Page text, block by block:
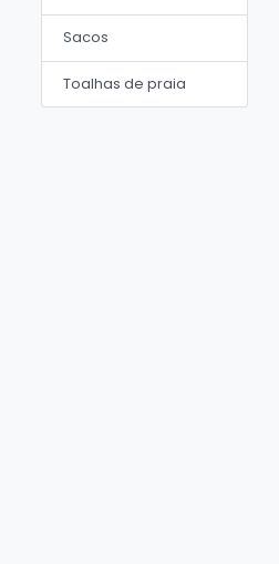
Sacos
Toalhas de praia